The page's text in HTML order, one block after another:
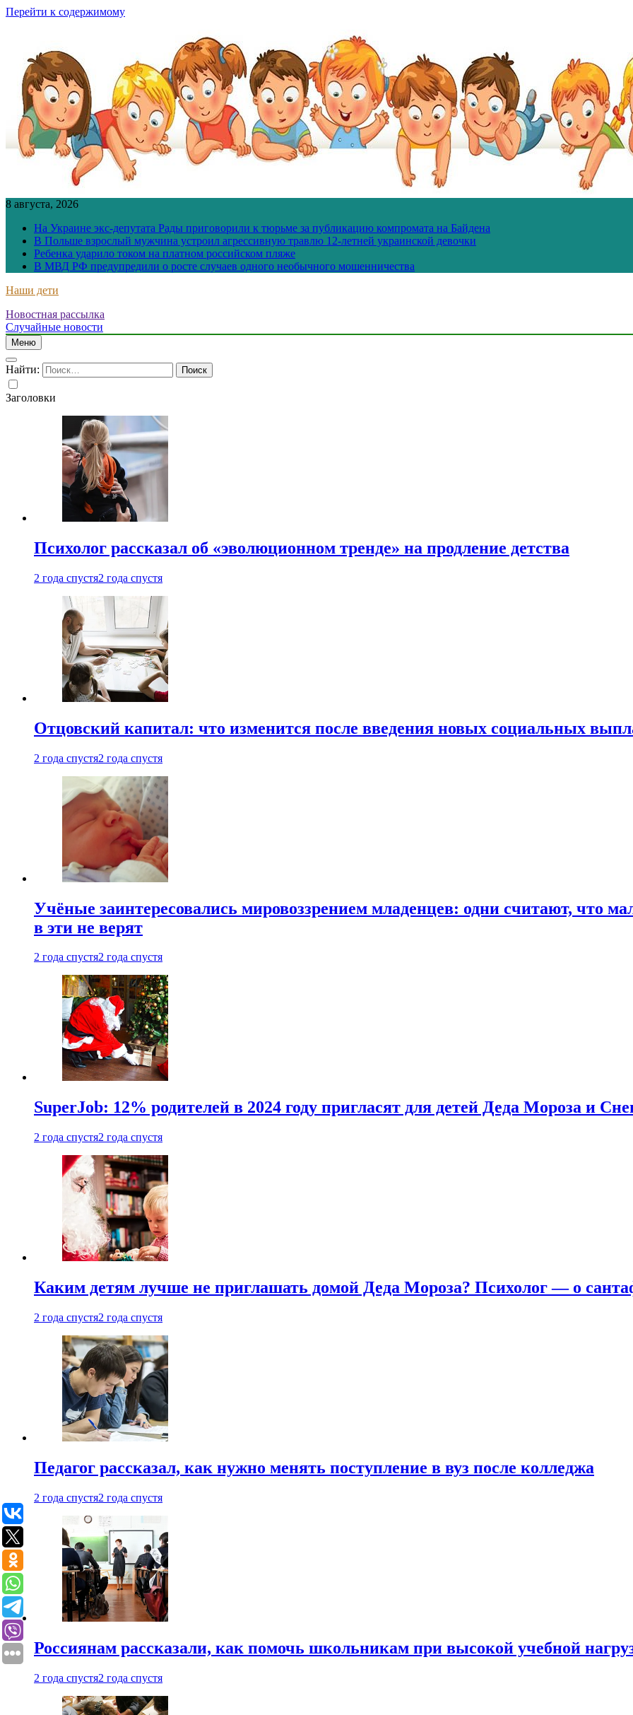
Перейти к содержимому
8 августа, 2026
На Украине экс-депутата Рады приговорили к тюрьме за публикацию компромата на Байдена
В Польше взрослый мужчина устроил агрессивную травлю 12-летней украинской девочки
Ребенка ударило током на платном российском пляже
В МВД РФ предупредили о росте случаев одного необычного мошенничества
Наши дети
Новостная рассылка
Случайные новости
Меню
Найти:
Заголовки
Психолог рассказал об «эволюционном тренде» на продление детства
2 года спустя2 года спустя
Отцовский капитал: что изменится после введения новых социальных
2 года спустя2 года спустя
Учёные заинтересовались мировоззрением младенцев: одни считают, что
в эти не верят
2 года спустя2 года спустя
SuperJob: 12% родителей в 2024 году пригласят для детей Деда Мороза и
2 года спустя2 года спустя
Каким детям лучше не приглашать домой Деда Мороза? Психолог — о
2 года спустя2 года спустя
Педагог рассказал, как нужно менять поступление в вуз после колледжа
2 года спустя2 года спустя
Россиянам рассказали, как помочь школьникам при высокой учебной
2 года спустя2 года спустя